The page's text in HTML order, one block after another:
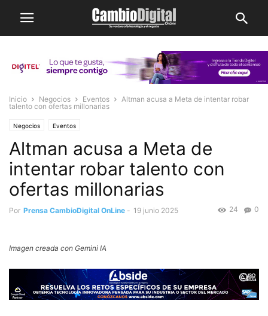
Inicio Negocios Eventos
Altman acusa a Meta de intentar robar
talento con ofertas millonarias
Negocios Eventos
Altman acusa a Meta de
intentar robar talento con
ofertas millonarias
Por Prensa CambioDigital OnLine - 19 junio 2025 0
24
Imagen creada con Gemini IA